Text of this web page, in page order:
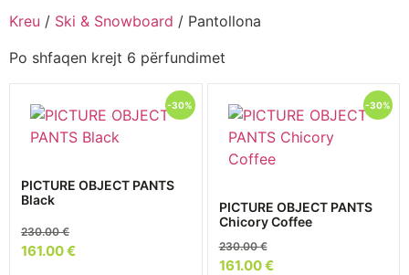
Kreu / Ski & Snowboard / Pantollona
Po shfaqen krejt 6 përfundimet
-30%
PICTURE OBJECT PANTS
Black
230.00€
161.00€
-30%
PICTURE OBJECT PANTS
Chicory Coffee
230.00€
161.00€